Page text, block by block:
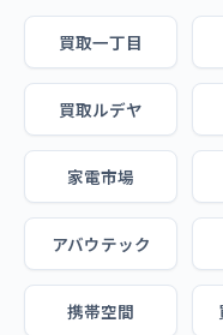
買取一丁目
買取ルデヤ
家電市場
アバウテック
携帯空間